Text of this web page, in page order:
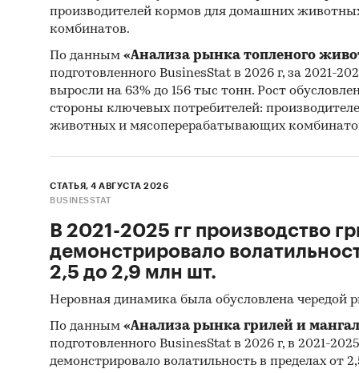
ООО
- На
- В
г.
в 91
-
ФО с
производителей кормов для домашних
комбинатов.
По данным «Анализа рынка топленого
подготовленного BusinesStat в 2026 г, за 2021-
выросли на 63% до 156 тыс тонн. Рост
стороны ключевых потребителей:
животных и мясоперерабатывающих
СТАТЬЯ, 4 АВГУСТА 2026
BUSINESSTAT
В 2021-2025 гг производство
демонстрировало
2,5 до 2,9 млн шт.
Неровная динамика была обусловлена чередой
По данным «Анализа рынка грилей и
подготовленного BusinesStat в 2026 г, в 2021-
демонстрировало волатильность в пределах от